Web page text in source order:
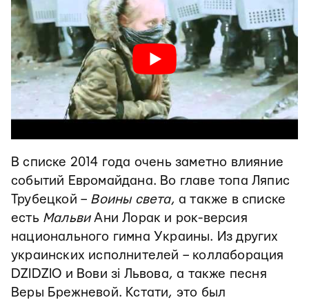
В списке 2014 года очень заметно влияние
событий Евромайдана. Во главе топа Ляпис
Трубецкой – Воины света, а также в списке
есть МальвиАни Лорак и рок-версия
национального гимна Украины. Из других
украинских исполнителей – коллаборация
DZIDZIO и Вови зі Львова, а также песня
Веры Брежневой. Кстати, это был